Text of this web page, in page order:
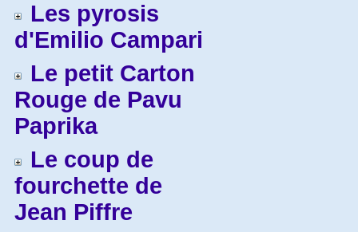
Les pyrosis
d'Emilio Campari
Le petit Carton
Rouge de Pavu
Paprika
Le coup de
fourchette de
Jean Piffre